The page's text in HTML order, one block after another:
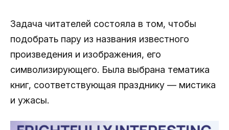
Задача читателей состояла в том, чтобы
подобрать пару из названия известного
произведения и изображения, его
символизирующего. Была выбрана тематика
книг, соответствующая празднику — мистика
и ужасы.